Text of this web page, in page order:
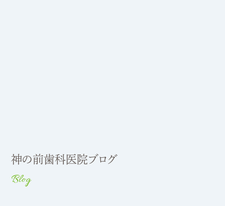
神の前歯科医院ブログ
Blog